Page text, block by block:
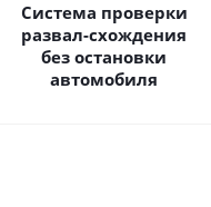
Система проверки
развал-схождения
без остановки
автомобиля